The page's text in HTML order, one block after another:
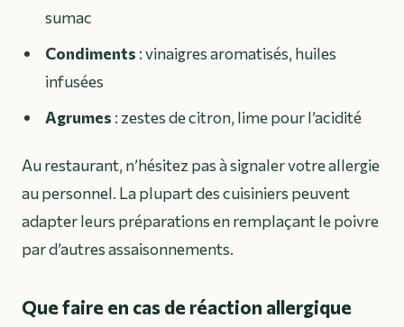
sumac
Condiments : vinaigres aromatisés, huiles
infusées
Agrumes : zestes de citron, lime pour l’acidité
Au restaurant, n’hésitez pas à signaler votre allergie
au personnel. La plupart des cuisiniers peuvent
adapter leurs préparations en remplaçant le poivre
par d’autres assaisonnements.
Que faire en cas de réaction allergique